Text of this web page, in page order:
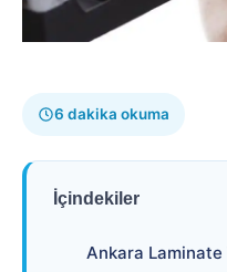
6 dakika okuma
İçindekiler
Ankara